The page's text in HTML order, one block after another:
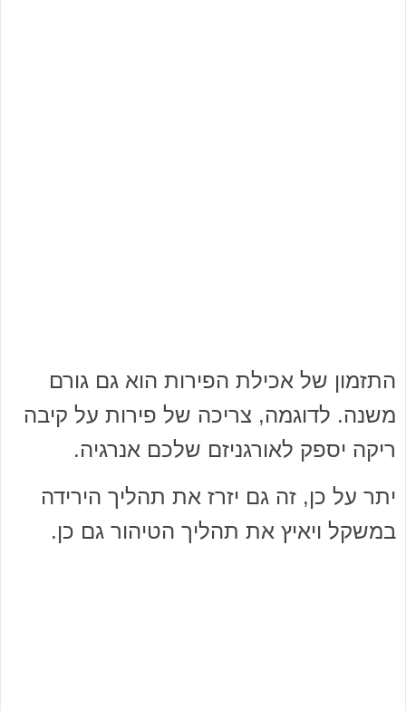
התזמון של אכילת הפירות הוא גם גורם
משנה. לדוגמה, צריכה של פירות על קיבה
ריקה יספק לאורגניזם שלכם אנרגיה.
יתר על כן, זה גם יזרז את תהליך הירידה
במשקל ויאיץ את תהליך הטיהור גם כן.